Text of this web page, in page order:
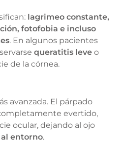
lagrimeo constante,
fotofobia e incluso
. En algunos pacientes
queratitis leve o
de la córnea.
avanzada. El párpado
evertido,
ocular, dejando al ojo
entorno.